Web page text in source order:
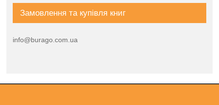
Замовлення та купівля книг
info@burago.com.ua